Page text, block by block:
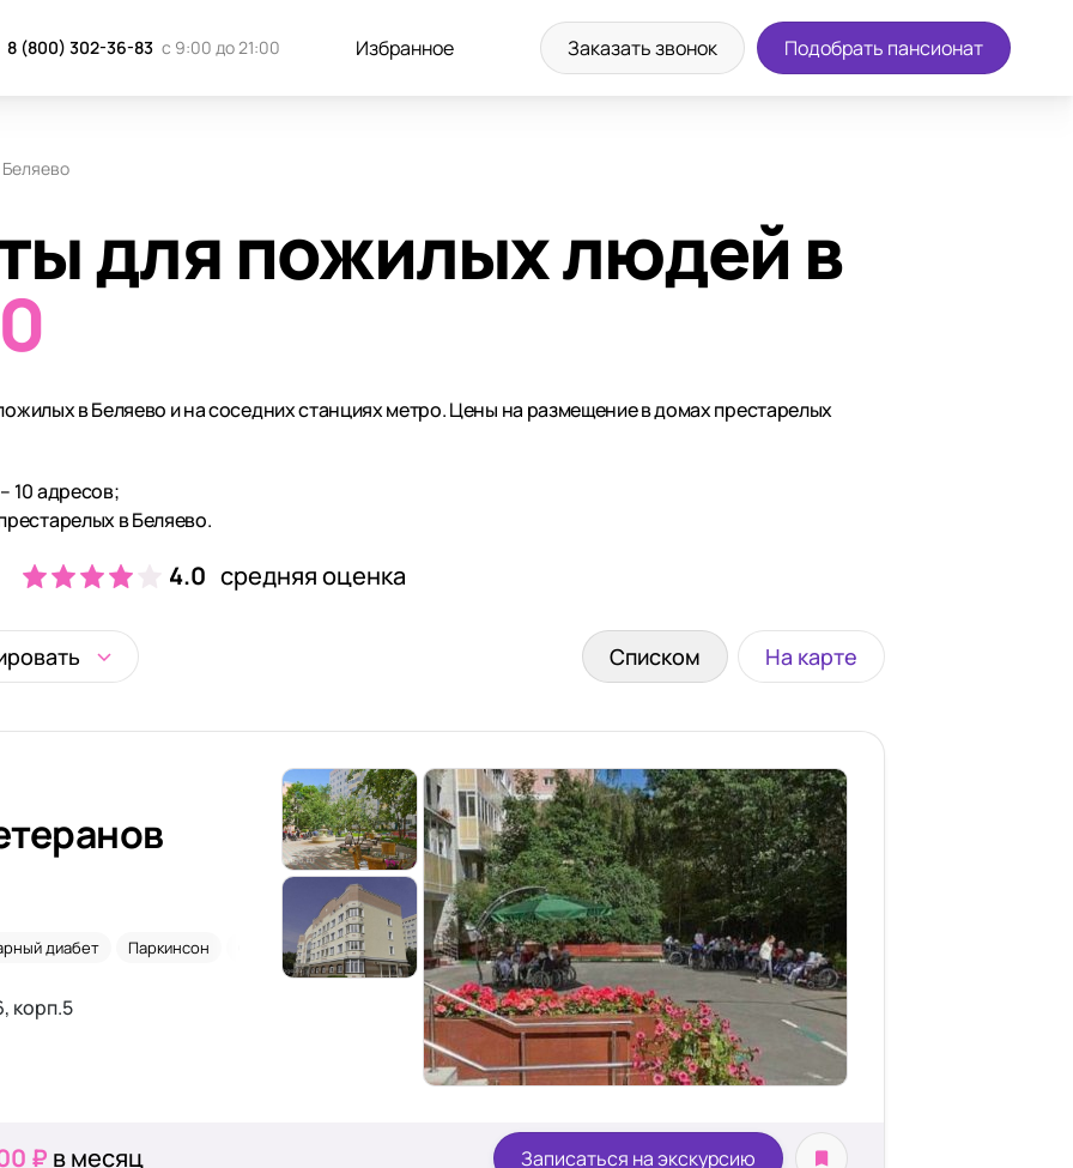
8 (800) 302-36-83 с 9:00 до 21:00 Избранное Заказать звонок Подобрать пансионат
Беляево
для пожилых людей в
в Беляево и на соседних станциях метро. Цены на размещение в домах престарелых
10 адресов;
в Беляево.
4.0 средняя оценка
Списком На карте
диабет Паркинсон Сиделки
корп.5
₽ в месяц Записаться на экскурсию